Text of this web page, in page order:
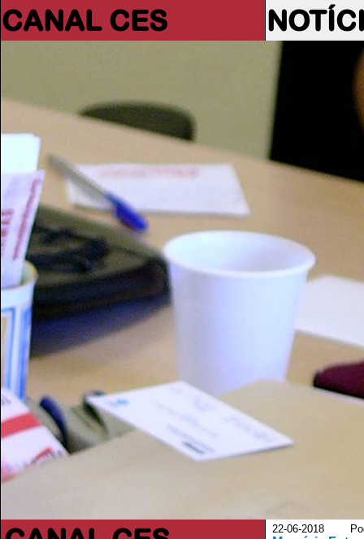
CANAL CES
22-06-2018